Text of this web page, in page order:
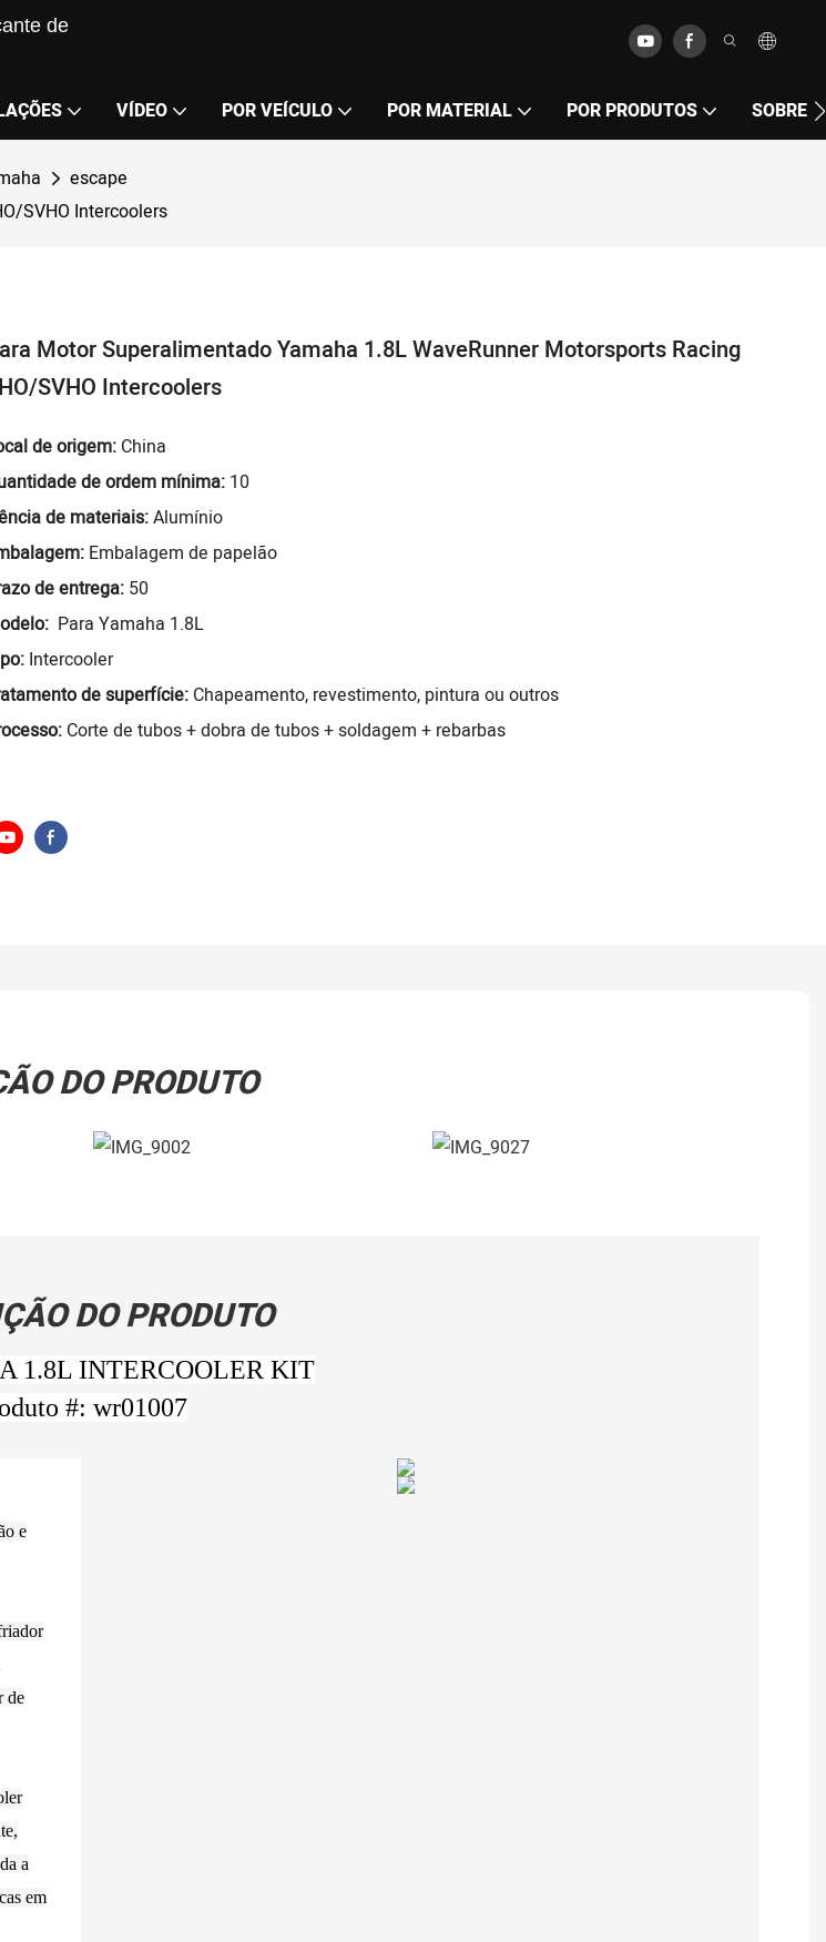
de
VÍDEO POR VEÍCULO POR MATERIAL POR PRODUTOS SOBRE
escape
SVHO Intercoolers
Motor Superalimentado Yamaha 1.8L WaveRunner Motorsports Racing
SVHO Intercoolers
de origem: China
de ordem mínima: 10
de materiais:Alumínio
Embalagem de papelão
de entrega: 50
Para Yamaha 1.8L
Intercooler
de superfície: Chapeamento, revestimento, pintura ou outros
Corte de tubos + dobra de tubos + soldagem + rebarbas
DO PRODUTO
DO PRODUTO
1.8L INTERCOOLER KIT
#: wr01007
e
de
a
em